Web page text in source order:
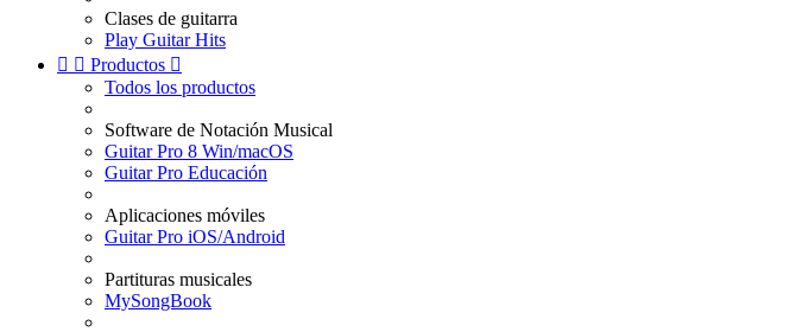
Clases de guitarra
Play Guitar Hits
  Productos 
Todos los productos
Software de Notación Musical
Guitar Pro 8 Win/macOS
Guitar Pro Educación
Aplicaciones móviles
Guitar Pro iOS/Android
Partituras musicales
MySongBook